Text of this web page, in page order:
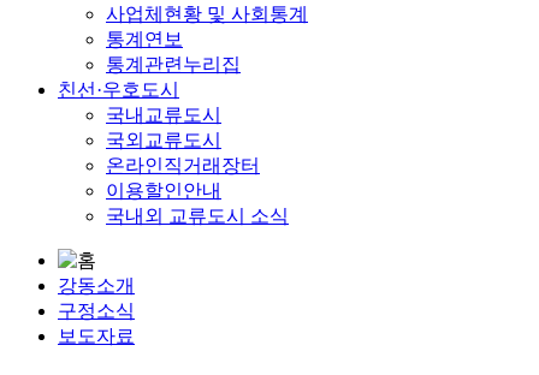
사업체현황 및 사회통계
통계연보
통계관련누리집
친선·우호도시
국내교류도시
국외교류도시
온라인직거래장터
이용할인안내
국내외 교류도시 소식
강동소개
구정소식
보도자료